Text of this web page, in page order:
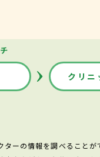
クリニ
ーの情報を調べることが